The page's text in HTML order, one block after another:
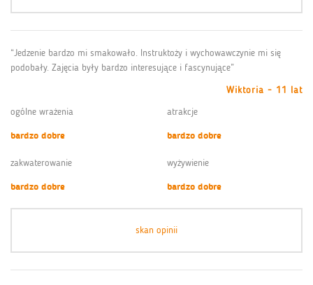
“Jedzenie bardzo mi smakowało. Instruktoży i wychowawczynie mi się
podobały. Zajęcia były bardzo interesujące i fascynujące”
Wiktoria - 11 lat
ogólne wrażenia
bardzo dobre
atrakcje
bardzo dobre
zakwaterowanie
bardzo dobre
wyżywienie
bardzo dobre
skan opinii